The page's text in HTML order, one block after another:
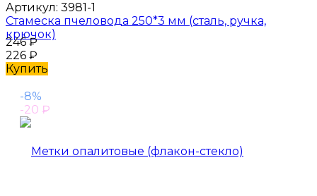
Артикул: 3981-1
Стамеска пчеловода 250*3 мм (сталь, ручка,
крючок)
246₽
226 ₽
Купить
-8%
-20 ₽